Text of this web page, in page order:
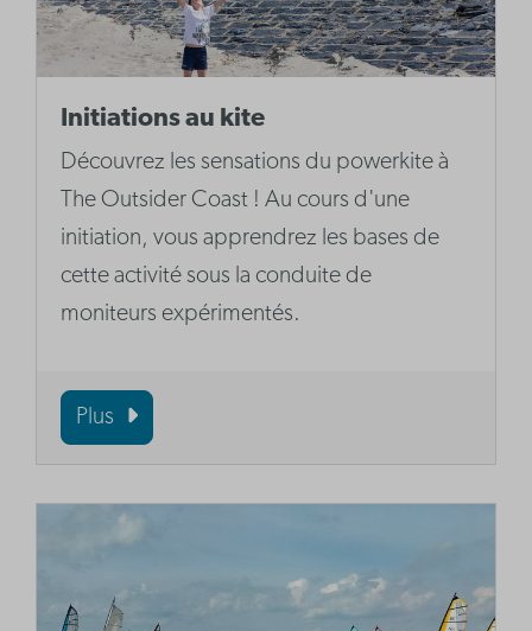
Initiations au kite
Découvrez les sensations du powerkite à
The Outsider Coast ! Au cours d'une
initiation, vous apprendrez les bases de
cette activité sous la conduite de
moniteurs expérimentés.
Plus